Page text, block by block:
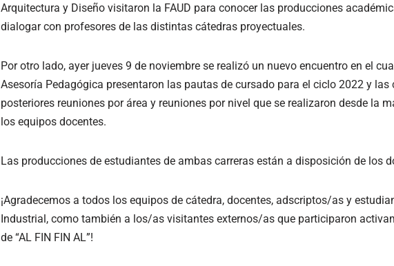
Arquitectura y Diseño visitaron la FAUD para conocer las producciones
dialogar con profesores de las distintas cátedras proyectuales.
Por otro lado, ayer jueves 9 de noviembre se realizó un nuevo encuentro en el
Asesoría Pedagógica presentaron las pautas de cursado para el ciclo 2022 y
posteriores reuniones por área y reuniones por nivel que se realizaron desde la
los equipos docentes.
Las producciones de estudiantes de ambas carreras están a disposición de los
¡Agradecemos a todos los equipos de cátedra, docentes, adscriptos/as y
Industrial, como también a los/as visitantes externos/as que participaron
de “AL FIN FIN AL”!